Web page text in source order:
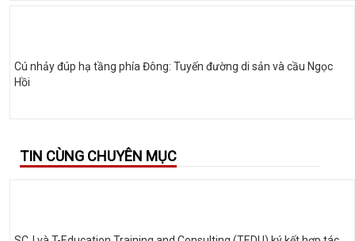
Cú nhảy đúp hạ tầng phía Đông: Tuyến đường di sản và cầu Ngọc
Hồi
TIN CÙNG CHUYÊN MỤC